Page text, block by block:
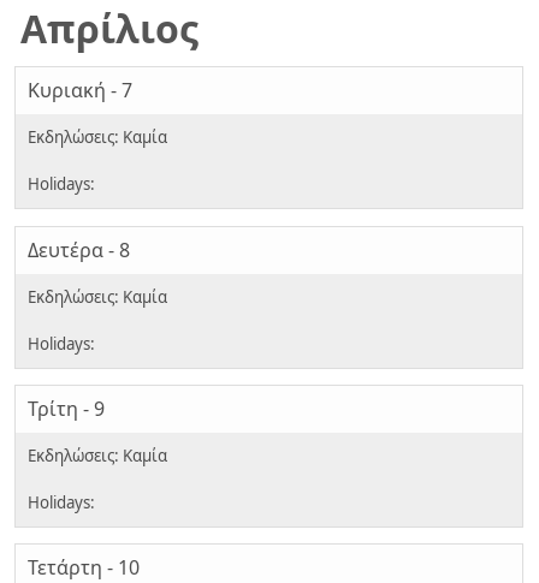
Απρίλιος
Κυριακή - 7
Δευτέρα - 8
Τρίτη - 9
Τετάρτη - 10